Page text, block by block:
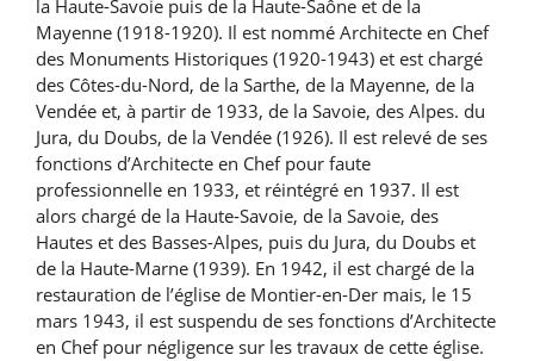
la Haute-Savoie puis de la Haute-Saône et de la
Mayenne (1918-1920). Il est nommé Architecte en Chef
des Monuments Historiques (1920-1943) et est chargé
des Côtes-du-Nord, de la Sarthe, de la Mayenne, de la
Vendée et, à partir de 1933, de la Savoie, des Alpes. du
Jura, du Doubs, de la Vendée (1926). Il est relevé de ses
fonctions d’Architecte en Chef pour faute
professionnelle en 1933, et réintégré en 1937. Il est
alors chargé de la Haute-Savoie, de la Savoie, des
Hautes et des Basses-Alpes, puis du Jura, du Doubs et
de la Haute-Marne (1939). En 1942, il est chargé de la
restauration de l’église de Montier-en-Der mais, le 15
mars 1943, il est suspendu de ses fonctions d’Architecte
en Chef pour négligence sur les travaux de cette église.